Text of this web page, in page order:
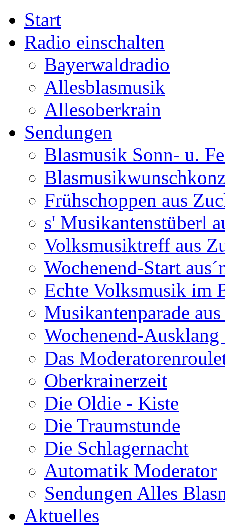
Start
Radio einschalten
Bayerwaldradio
Allesblasmusik
Allesoberkrain
Sendungen
Blasmusik Sonn- u.
Frühschoppen aus
s' Musikantenstüberl
Volksmusiktreff aus
Wochenend-Start
Echte Volksmusik im
Musikantenparade
Wochenend-
Das
Oberkrainerzeit
Die Oldie - Kiste
Die Traumstunde
Die Schlagernacht
Automatik Moderator
Sendungen Alles
Aktuelles